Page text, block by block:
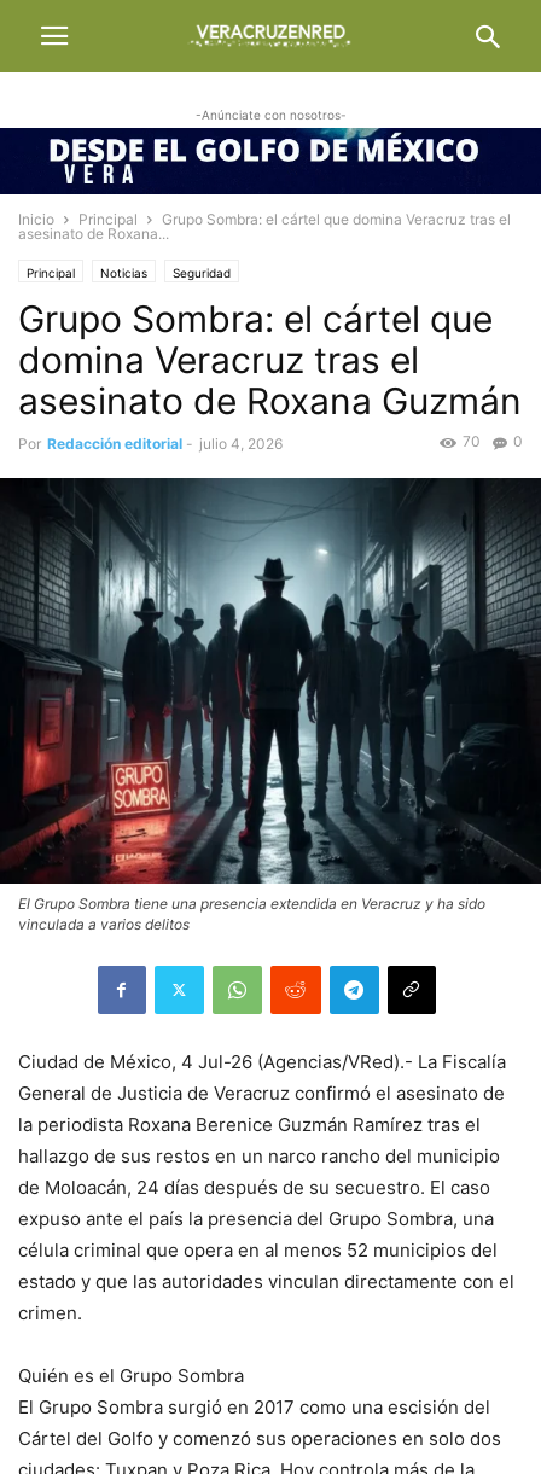
-Anúnciate con nosotros-
Inicio Principal
Grupo Sombra: el cártel que domina Veracruz tras el
asesinato de Roxana...
Principal Noticias Seguridad
Grupo Sombra: el cártel que
domina Veracruz tras el
asesinato de Roxana Guzmán
Por Redacción editorial - julio 4, 2026 0
70
El Grupo Sombra tiene una presencia extendida en Veracruz y ha sido
vinculada a varios delitos
Ciudad de México, 4 Jul-26 (Agencias/VRed).- La Fiscalía
General de Justicia de Veracruz confirmó el asesinato de
la periodista Roxana Berenice Guzmán Ramírez tras el
hallazgo de sus restos en un narco rancho del municipio
de Moloacán, 24 días después de su secuestro. El caso
expuso ante el país la presencia del Grupo Sombra, una
célula criminal que opera en al menos 52 municipios del
estado y que las autoridades vinculan directamente con el
crimen.
Quién es el Grupo Sombra
El Grupo Sombra surgió en 2017 como una escisión del
Cártel del Golfo y comenzó sus operaciones en solo dos
ciudades: Tuxpan y Poza Rica. Hoy controla más de la